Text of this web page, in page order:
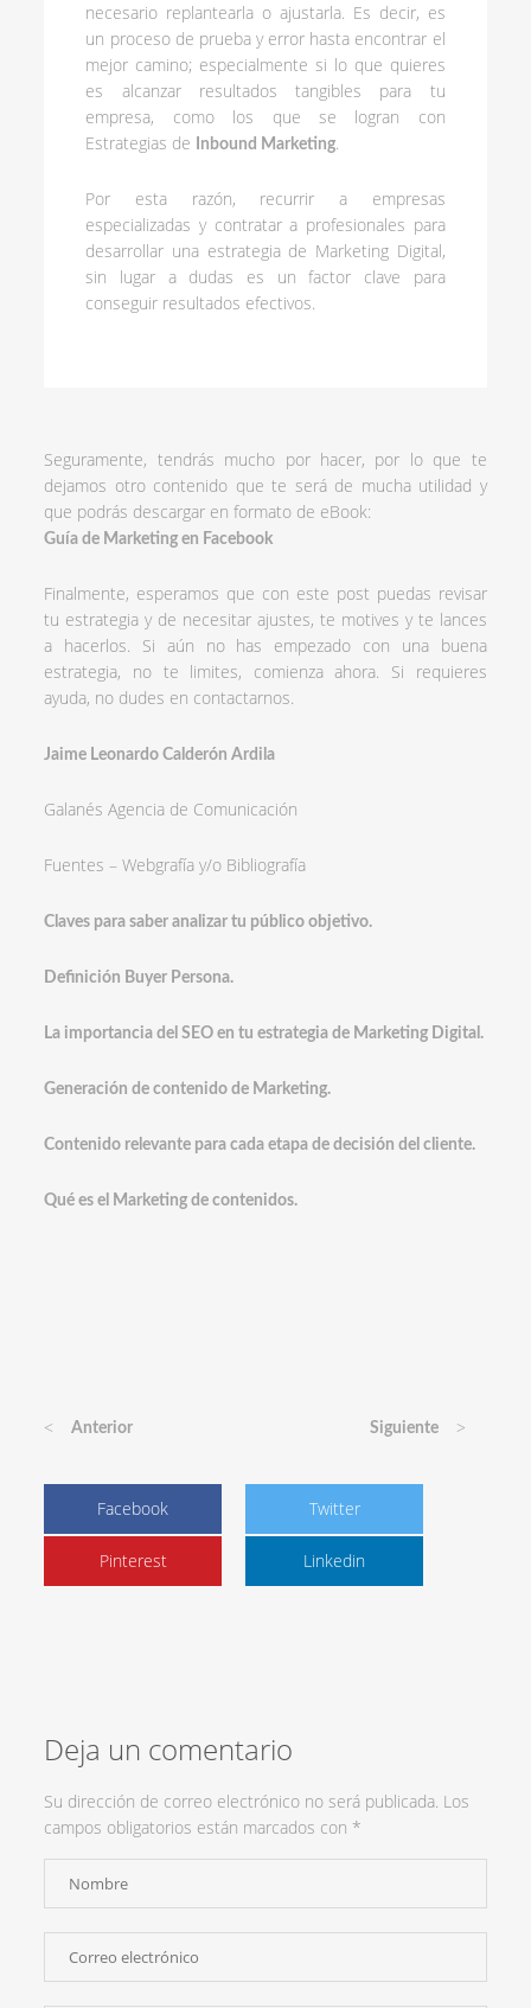
necesario replantearla o ajustarla. Es decir, es
un proceso de prueba y error hasta encontrar el
mejor camino; especialmente si lo que quieres
es alcanzar resultados tangibles para tu
empresa, como los que se logran con
Estrategias de
Inbound Marketing.
Por esta razón, recurrir a empresas
especializadas y contratar a profesionales para
desarrollar una estrategia de Marketing Digital,
sin lugar a dudas es un factor clave para
conseguir resultados efectivos.
Seguramente, tendrás mucho por hacer, por lo que te
dejamos otro contenido que te será de mucha utilidad y
que podrás descargar en formato de eBook:
Guía de Marketing en Facebook
Finalmente, esperamos que con este post puedas revisar
tu estrategia y de necesitar ajustes, te motives y te lances
a hacerlos. Si aún no has empezado con una buena
estrategia, no te limites, comienza ahora. Si requieres
ayuda, no dudes en contactarnos.
Jaime Leonardo Calderón Ardila
Galanés Agencia de Comunicación
Fuentes – Webgrafía y/o Bibliografía
Claves para saber analizar tu público objetivo.
Definición Buyer Persona.
La importancia del SEO en tu estrategia de Marketing Digital.
Generación de contenido de Marketing.
Contenido relevante para cada etapa de decisión del cliente.
Qué es el Marketing de contenidos.
< Anterior Siguiente >
Facebook Twitter
Pinterest Linkedin
Deja un comentario
Su dirección de correo electrónico no será publicada. Los
campos obligatorios están marcados con *